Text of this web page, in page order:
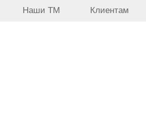
Наши ТМ Клиентам